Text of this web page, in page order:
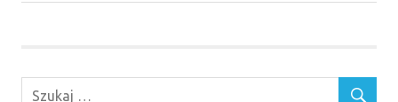
małych
domów w